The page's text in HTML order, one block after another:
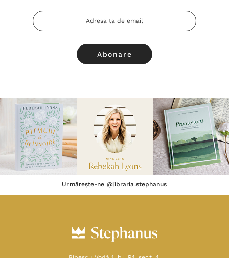
Adresa
Email
Urmărește-ne @libraria.stephanus